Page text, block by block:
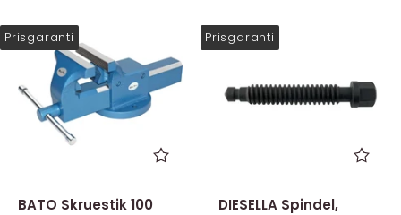
Prisgaranti
BATO Skruestik 100
Prisgaranti
DIESELLA Spindel,